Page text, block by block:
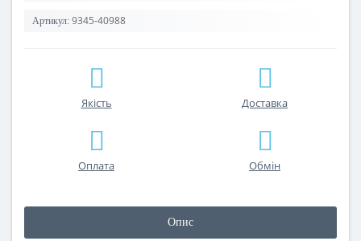
Артикул: 9345-40988
Якість Доставка
Оплата Обмін
Опис